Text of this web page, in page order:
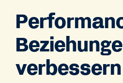
verbessern